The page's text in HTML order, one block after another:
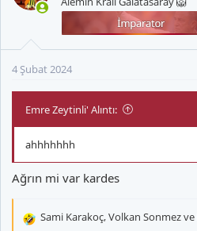
n
r
i
4 Şubat 2024
Emre Zeytinli' Alıntı:
ahhhhhhh
Ağrın mi var kardes
T
Sami Karakoç,Volkan Sonmezve